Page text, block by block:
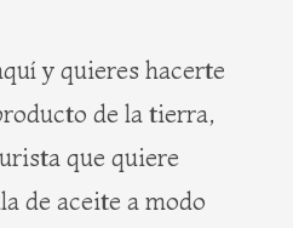
y quieres hacerte
de la tierra,
que quiere
de aceite a modo